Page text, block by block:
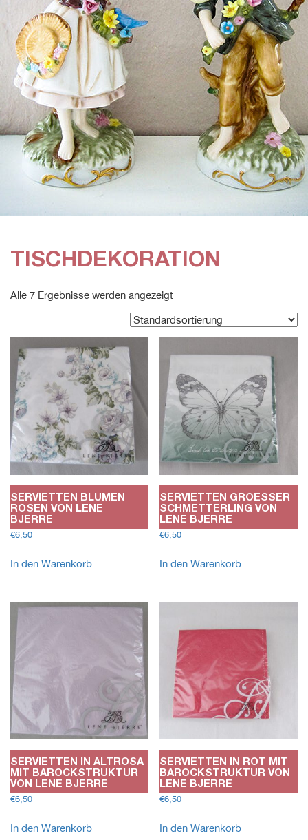
TISCHDEKORATION
Alle 7 Ergebnisse werden angezeigt
SERVIETTEN BLUMEN
ROSEN VON LENE
BJERRE
€6,50
In den Warenkorb
SERVIETTEN GROESSER
SCHMETTERLING VON
LENE BJERRE
€6,50
In den Warenkorb
SERVIETTEN IN ALTROSA
MIT BAROCKSTRUKTUR
VON LENE BJERRE
€6,50
In den Warenkorb
SERVIETTEN IN ROT MIT
BAROCKSTRUKTUR VON
LENE BJERRE
€6,50
In den Warenkorb